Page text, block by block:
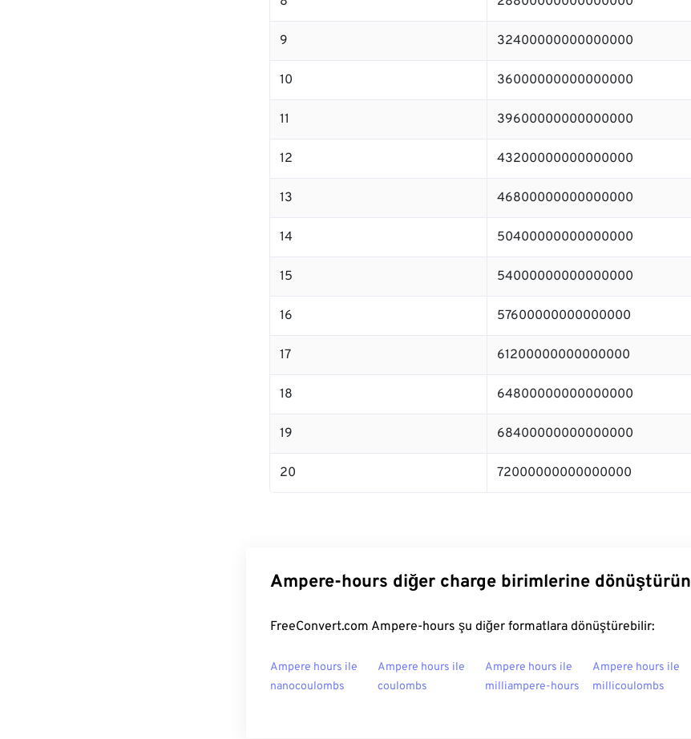
9 32400000000000000
10 36000000000000000
11 39600000000000000
12 43200000000000000
13 46800000000000000
14 50400000000000000
15 54000000000000000
16 57600000000000000
17 61200000000000000
18 64800000000000000
19 68400000000000000
20 72000000000000000
Ampere-hours diğer charge birimlerine dönüştürün
FreeConvert.com Ampere-hours şu diğer formatlara dönüştürebilir:
Ampere hours ile
nanocoulombs
Ampere hours ile
coulombs
Ampere hours ile
milliampere-hours
Ampere hours ile
millicoulombs